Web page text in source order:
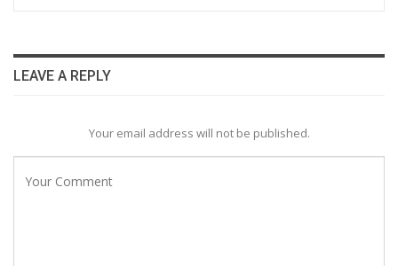
LEAVE A REPLY
Your email address will not be published.